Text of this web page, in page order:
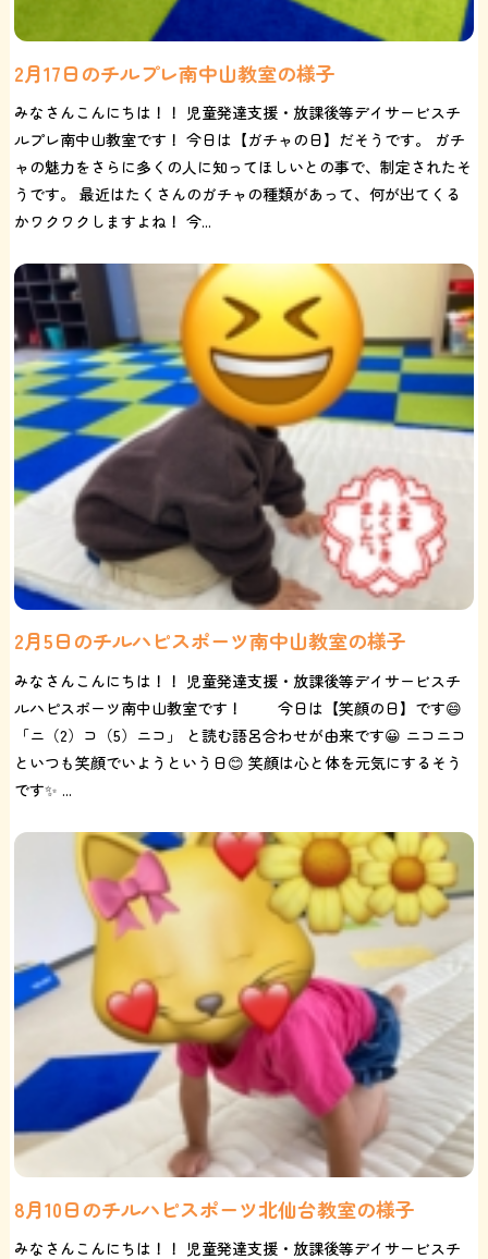
2月17日のチルプレ南中山教室の様子
みなさんこんにちは！！ 児童発達支援・放課後等デイサービスチ
ルプレ南中山教室です！ 今日は【ガチャの日】だそうです。 ガチ
ャの魅力をさらに多くの人に知ってほしいとの事で、制定されたそ
うです。 最近はたくさんのガチャの種類があって、何が出てくる
かワクワクしますよね！ 今...
2月5日のチルハピスポーツ南中山教室の様子
みなさんこんにちは！！ 児童発達支援・放課後等デイサービスチ
ルハピスポーツ南中山教室です！ 今日は【笑顔の日】です😄
「ニ（2）コ（5）ニコ」 と読む語呂合わせが由来です😀 ニコニコ
といつも笑顔でいようという日😊 笑顔は心と体を元気にするそう
です✨ ...
8月10日のチルハピスポーツ北仙台教室の様子
みなさんこんにちは！！ 児童発達支援・放課後等デイサービスチ